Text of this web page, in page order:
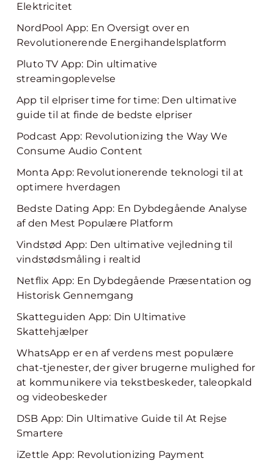
Elektricitet
NordPool App: En Oversigt over en
Revolutionerende Energihandelsplatform
Pluto TV App: Din ultimative
streamingoplevelse
App til elpriser time for time: Den ultimative
guide til at finde de bedste elpriser
Podcast App: Revolutionizing the Way We
Consume Audio Content
Monta App: Revolutionerende teknologi til at
optimere hverdagen
Bedste Dating App: En Dybdegående Analyse
af den Mest Populære Platform
Vindstød App: Den ultimative vejledning til
vindstødsmåling i realtid
Netflix App: En Dybdegående Præsentation og
Historisk Gennemgang
Skatteguiden App: Din Ultimative
Skattehjælper
WhatsApp er en af verdens mest populære
chat-tjenester, der giver brugerne mulighed for
at kommunikere via tekstbeskeder, taleopkald
og videobeskeder
DSB App: Din Ultimative Guide til At Rejse
Smartere
iZettle App: Revolutionizing Payment